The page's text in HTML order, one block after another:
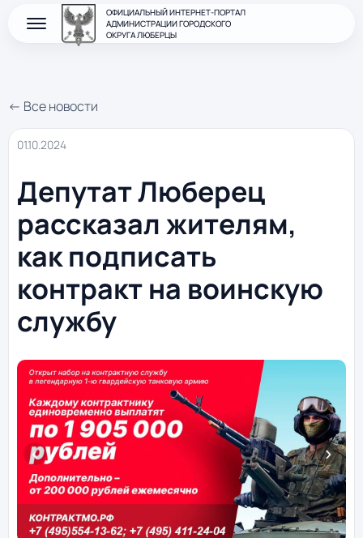
ОФИЦИАЛЬНЫЙ ИНТЕРНЕТ-ПОРТАЛ
АДМИНИСТРАЦИИ ГОРОДСКОГО
ОКРУГА ЛЮБЕРЦЫ
← Все новости
01.10.2024
Депутат Люберец
рассказал жителям,
как подписать
контракт на воинскую
службу